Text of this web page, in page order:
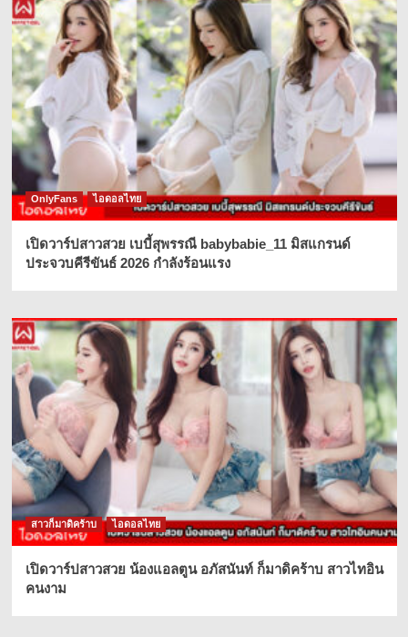
OnlyFans ไอดอลไทย
เปิดวาร์ปสาวสวย เบบี้สุพรรณี babybabie_11 มิสแกรนด์
ประจวบคีรีขันธ์ 2026 กำลังร้อนแรง
สาวก็มาดิคร้าบ ไอดอลไทย
เปิดวาร์ปสาวสวย น้องแอลตูน อภัสนันท์ ก็มาดิคร้าบ สาวไทอิน
คนงาม